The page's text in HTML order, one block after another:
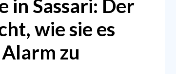
in Sassari: Der
wie sie es
zu